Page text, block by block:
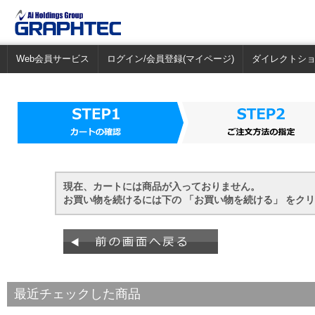
Web会員サービス ログイン/会員登録(マイページ) ダイレクトシ
現在、カートには商品が入っておりません。
お買い物を続けるには下の 「お買い物を続ける」 をク
最近チェックした商品